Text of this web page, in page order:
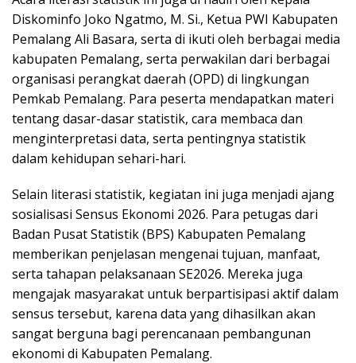
Diskominfo Joko Ngatmo, M. Si., Ketua PWI Kabupaten
Pemalang Ali Basara, serta di ikuti oleh berbagai media
kabupaten Pemalang, serta perwakilan dari berbagai
organisasi perangkat daerah (OPD) di lingkungan
Pemkab Pemalang. Para peserta mendapatkan materi
tentang dasar-dasar statistik, cara membaca dan
menginterpretasi data, serta pentingnya statistik
dalam kehidupan sehari-hari.
Selain literasi statistik, kegiatan ini juga menjadi ajang
sosialisasi Sensus Ekonomi 2026. Para petugas dari
Badan Pusat Statistik (BPS) Kabupaten Pemalang
memberikan penjelasan mengenai tujuan, manfaat,
serta tahapan pelaksanaan SE2026. Mereka juga
mengajak masyarakat untuk berpartisipasi aktif dalam
sensus tersebut, karena data yang dihasilkan akan
sangat berguna bagi perencanaan pembangunan
ekonomi di Kabupaten Pemalang.